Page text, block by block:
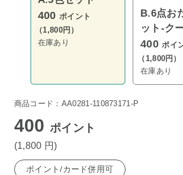
400ポイント
（1,800円）
在庫あり
B.6点お
ット-ク
400ポイ
（1,800円）
在庫あり
商品コード：AA0281-110873171-P
400ポイント
(1,800 円)
ポイント/カード併用可